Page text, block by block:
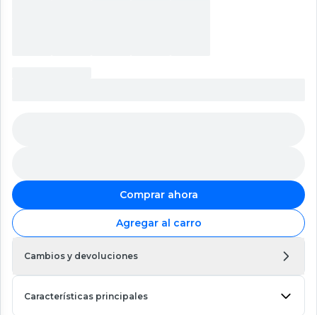
Comprar ahora
Agregar al carro
Cambios y devoluciones
Características principales